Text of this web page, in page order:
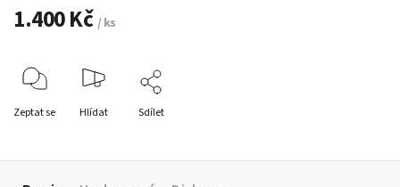
1.400 Kč / ks
Zeptat se Hlídat Sdílet